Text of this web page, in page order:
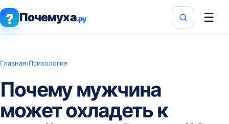
? Почемуха.ру ☰
Главная›Психология
Почему мужчина
может охладеть к